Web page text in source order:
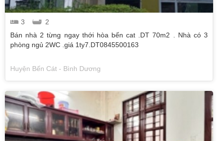
3
2
Bán nhà 2 từng ngay thới hòa bến cat .DT 70m2 . Nhà có 3
phòng ngủ 2WC .giá 1ty7.DT0845500163
Huyện Bến Cát - Bình Dương